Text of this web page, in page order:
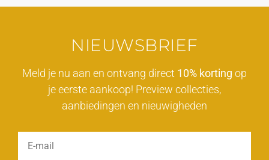
NIEUWSBRIEF
Meld je nu aan en ontvang direct 10% korting op
je eerste aankoop! Preview collecties,
aanbiedingen en nieuwigheden